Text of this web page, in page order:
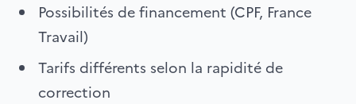
Possibilités de financement (CPF, France
Travail)
Tarifs différents selon la rapidité de
correction